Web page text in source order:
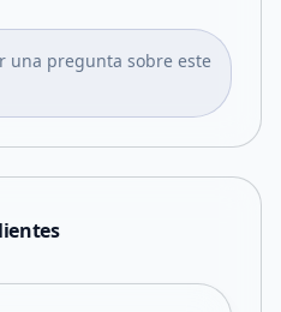
una pregunta sobre este